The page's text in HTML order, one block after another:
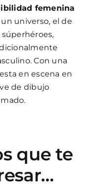
femenina
universo, el de
súperhéroes,
Con una
en escena en
de dibujo
que te